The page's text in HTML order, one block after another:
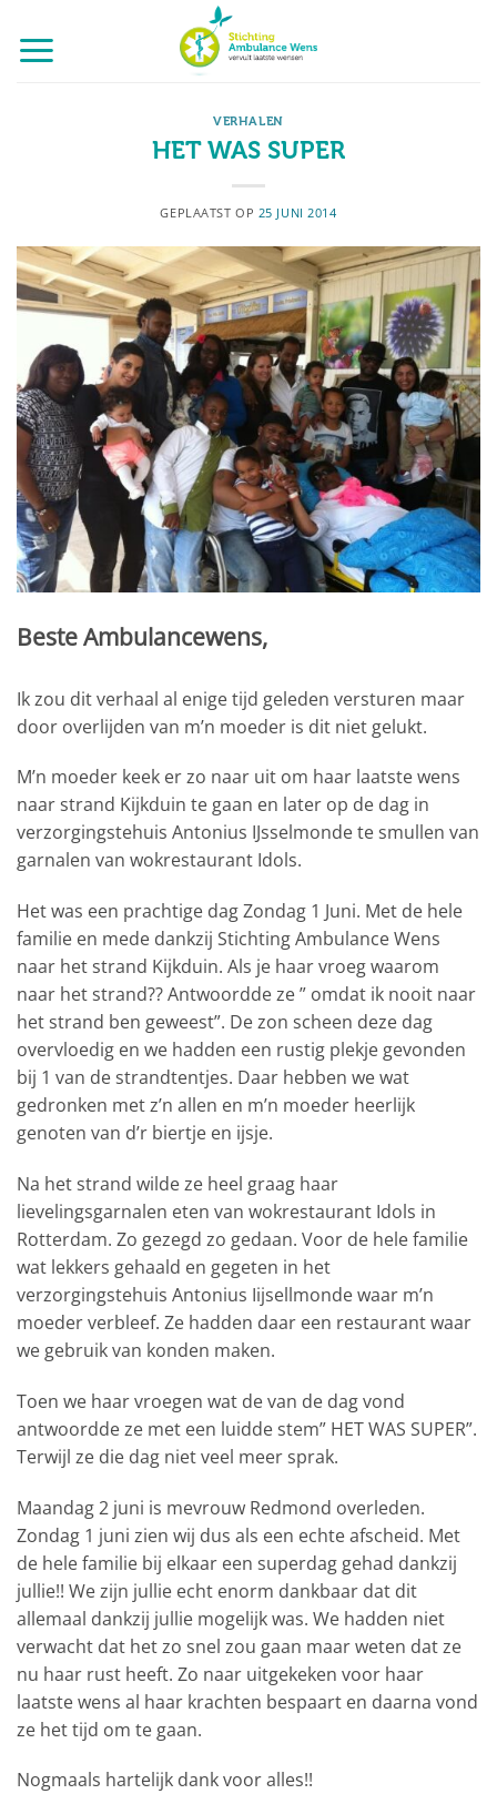
naar
inhoud
VERHALEN
HET WAS SUPER
GEPLAATST OP 25 JUNI 2014
Beste Ambulancewens,
Ik zou dit verhaal al enige tijd geleden versturen maar
door overlijden van m’n moeder is dit niet gelukt.
M’n moeder keek er zo naar uit om haar laatste wens
naar strand Kijkduin te gaan en later op de dag in
verzorgingstehuis Antonius IJsselmonde te smullen van
garnalen van wokrestaurant Idols.
Het was een prachtige dag Zondag 1 Juni. Met de hele
familie en mede dankzij Stichting Ambulance Wens
naar het strand Kijkduin. Als je haar vroeg waarom
naar het strand?? Antwoordde ze ” omdat ik nooit naar
het strand ben geweest”. De zon scheen deze dag
overvloedig en we hadden een rustig plekje gevonden
bij 1 van de strandtentjes. Daar hebben we wat
gedronken met z’n allen en m’n moeder heerlijk
genoten van d’r biertje en ijsje.
Na het strand wilde ze heel graag haar
lievelingsgarnalen eten van wokrestaurant Idols in
Rotterdam. Zo gezegd zo gedaan. Voor de hele familie
wat lekkers gehaald en gegeten in het
verzorgingstehuis Antonius Iijsellmonde waar m’n
moeder verbleef. Ze hadden daar een restaurant waar
we gebruik van konden maken.
Toen we haar vroegen wat de van de dag vond
antwoordde ze met een luidde stem” HET WAS SUPER”.
Terwijl ze die dag niet veel meer sprak.
Maandag 2 juni is mevrouw Redmond overleden.
Zondag 1 juni zien wij dus als een echte afscheid. Met
de hele familie bij elkaar een superdag gehad dankzij
jullie!! We zijn jullie echt enorm dankbaar dat dit
allemaal dankzij jullie mogelijk was. We hadden niet
verwacht dat het zo snel zou gaan maar weten dat ze
nu haar rust heeft. Zo naar uitgekeken voor haar
laatste wens al haar krachten bespaart en daarna vond
ze het tijd om te gaan.
Nogmaals hartelijk dank voor alles!!